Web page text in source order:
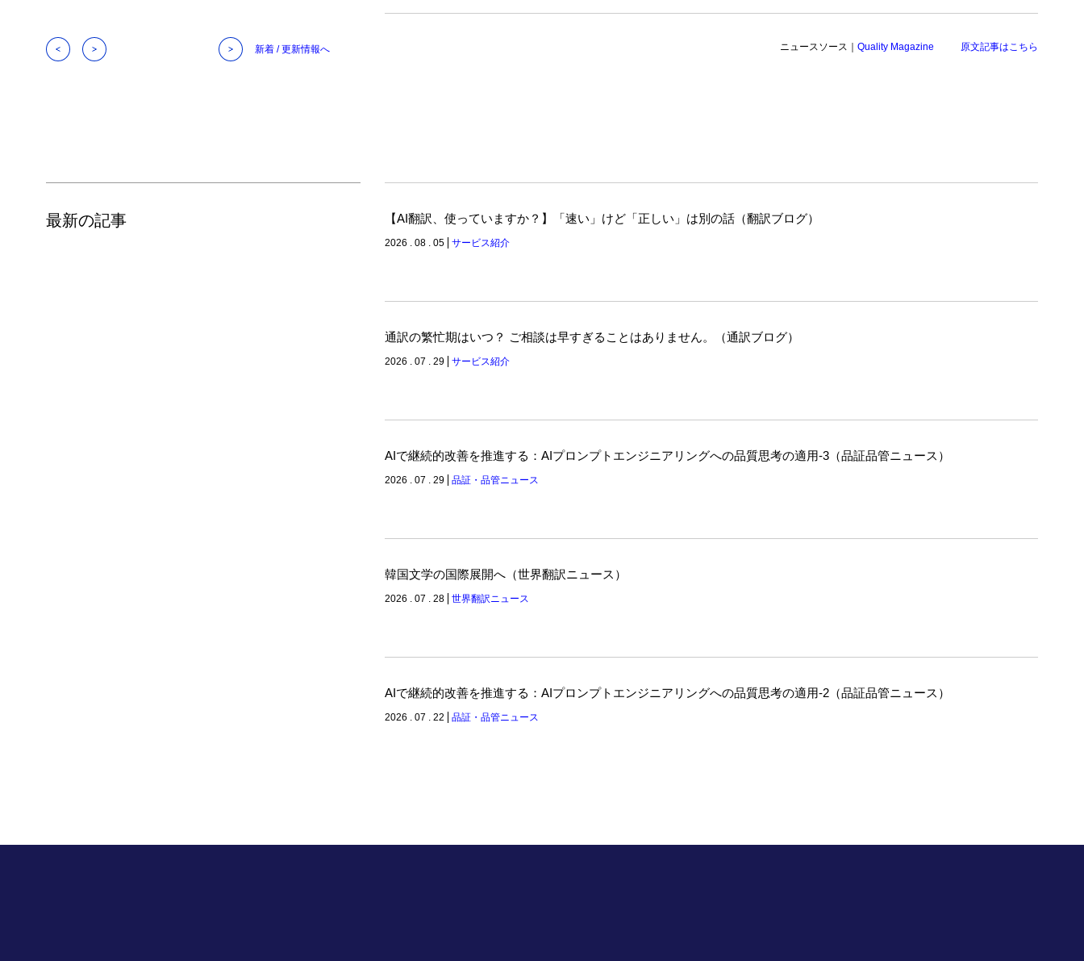
新着 / 更新情報へ ニュースソース｜ Quality Magazine 原文記事はこちら
最新の記事 【AI翻訳、使っていますか？】「速い」けど「正しい」は別の話（翻訳ブログ）
2026 . 08 . 05 サービス紹介
通訳の繁忙期はいつ？ ご相談は早すぎることはありません。（通訳ブログ）
2026 . 07 . 29 サービス紹介
AIで継続的改善を推進する：AIプロンプトエンジニアリングへの品質思考の適用-3（品証品管ニュース）
2026 . 07 . 29 品証・品管ニュース
韓国文学の国際展開へ（世界翻訳ニュース）
2026 . 07 . 28 世界翻訳ニュース
AIで継続的改善を推進する：AIプロンプトエンジニアリングへの品質思考の適用-2（品証品管ニュース）
2026 . 07 . 22 品証・品管ニュース